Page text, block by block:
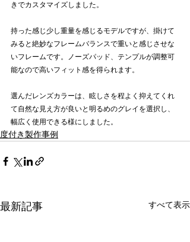
きでカスタマイズしました。
持った感じ少し重量を感じるモデルですが、掛けて
みると絶妙なフレームバランスで重いと感じさせな
いフレームです。ノーズパッド、テンプルが調整可
能なので高いフィット感を得られます。
選んだレンズカラーは、眩しさを程よく抑えてくれ
て自然な見え方が良いと明るめのグレイを選択し、
幅広く使用できる様にしました。
度付き製作事例
最新記事 すべて表示